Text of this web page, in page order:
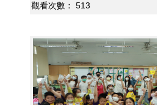
觀看次數：
513